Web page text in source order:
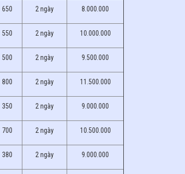
650 2 ngày 8.000.000
550 2 ngày 10.000.000
500 2 ngày 9.500.000
800 2 ngày 11.500.000
350 2 ngày 9.000.000
700 2 ngày 10.500.000
380 2 ngày 9.000.000